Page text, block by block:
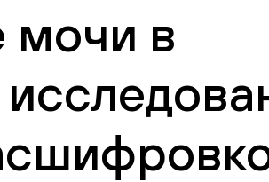
мочи в